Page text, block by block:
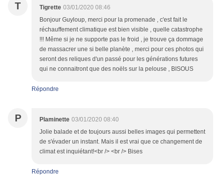
T Tigrette 03/01/2020 08:46
Bonjour Guyloup, merci pour la promenade , c'est fait le
réchauffement climatique est bien visible , quelle catastrophe
!!! Même si je ne supporte pas le froid , je trouve ça dommage
de massacrer une si belle planète , merci pour ces photos qui
seront des reliques d'un passé pour les générations futures
qui ne connaitront que des noëls sur la pelouse , BISOUS
Répondre
P Plaminette 03/01/2020 08:40
Jolie balade et de toujours aussi belles images qui permettent
de s'évader un instant. Mais il est vrai que ce changement de
climat est inquiétant!<br /> <br /> Bises
Répondre